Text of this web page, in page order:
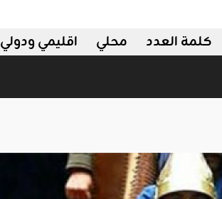
اقليمي ودولي محلي كلمة العدد